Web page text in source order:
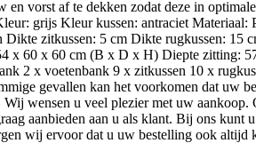
en vorst af te dekken zodat deze in
grijs Kleur kussen: antraciet Materiaal:
zitkussen: 5 cm Dikte rugkussen: 15
x 60 x 60 cm (B x D x H) Diepte zitting:
2 x voetenbank 9 x zitkussen 10 x
gevallen kan het voorkomen dat uw
wensen u veel plezier met uw
aanbieden aan u als klant. Bij ons kunt
wij ervoor dat u uw bestelling ook altijd